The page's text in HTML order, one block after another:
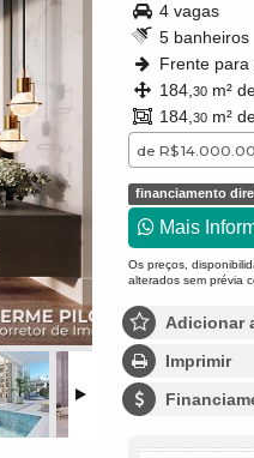
4 vagas
5 banheiros
Frente para
184, 30 m²
184, 30 m²
de R$
financiamento
Mais
Os preços,
alterados sem prévia
Adicionar
Imprimir